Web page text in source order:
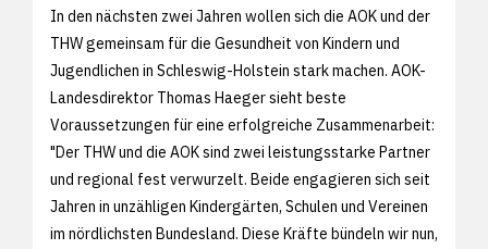
In den nächsten zwei Jahren wollen sich die AOK und der
THW gemeinsam für die Gesundheit von Kindern und
Jugendlichen in Schleswig-Holstein stark machen. AOK-
Landesdirektor Thomas Haeger sieht beste
Voraussetzungen für eine erfolgreiche Zusammenarbeit:
"Der THW und die AOK sind zwei leistungsstarke Partner
und regional fest verwurzelt. Beide engagieren sich seit
Jahren in unzähligen Kindergärten, Schulen und Vereinen
im nördlichsten Bundesland. Diese Kräfte bündeln wir nun,